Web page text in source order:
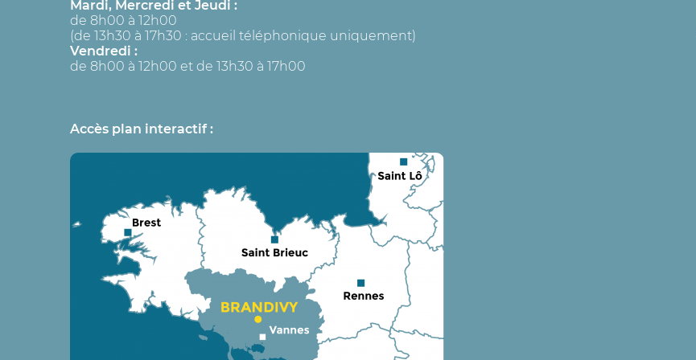
Mardi, Mercredi et Jeudi :
de 8h00 à 12h00
(de 13h30 à 17h30 : accueil téléphonique uniquement)
Vendredi :
de 8h00 à 12h00 et de 13h30 à 17h00
Accès plan interactif :